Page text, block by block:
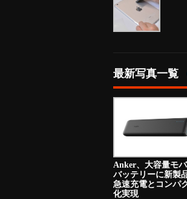
最新写真一覧
Anker、大容量モ
バッテリーに新製
急速充電とコンパ
化実現